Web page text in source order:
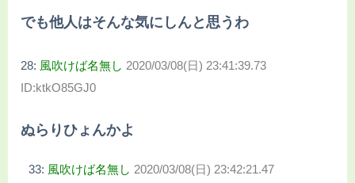
でも他人はそんな気にしんと思うわ
28: 風吹けば名無し 2020/03/08(日) 23:41:39.73
ID:ktkO85GJ0
ぬらりひょんかよ
33: 風吹けば名無し 2020/03/08(日) 23:42:21.47